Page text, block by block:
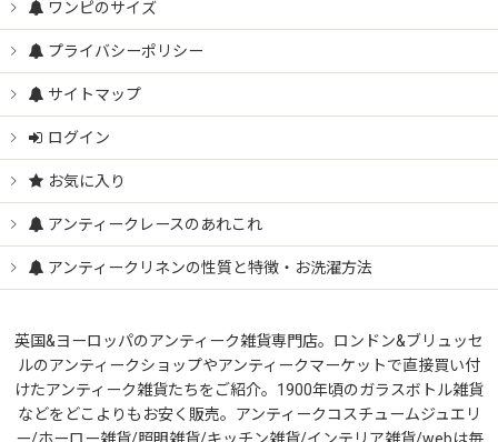
ワンピのサイズ
プライバシーポリシー
サイトマップ
ログイン
お気に入り
アンティークレースのあれこれ
アンティークリネンの性質と特徴・お洗濯方法
英国&ヨーロッパのアンティーク雑貨専門店。ロンドン&ブリュッセ
ルのアンティークショップやアンティークマーケットで直接買い付
けたアンティーク雑貨たちをご紹介。1900年頃のガラスボトル雑貨
などをどこよりもお安く販売。アンティークコスチュームジュエリ